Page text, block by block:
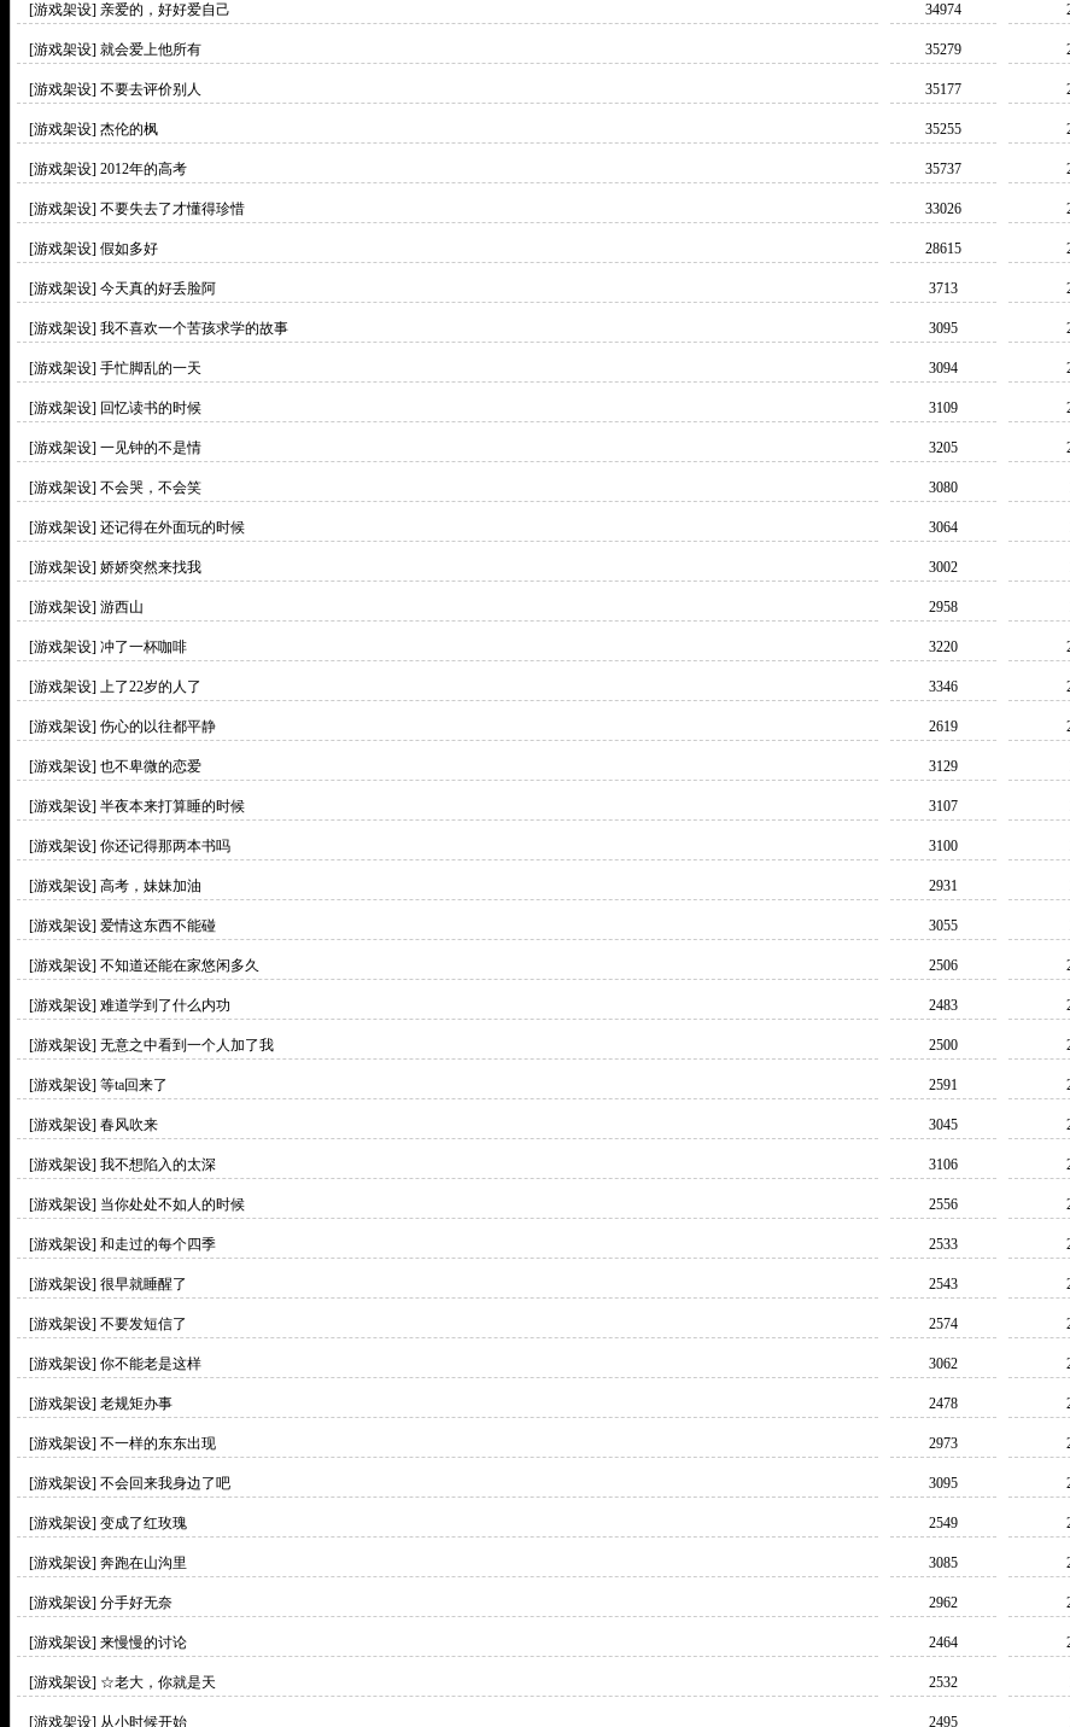
[游戏架设] 亲爱的，好好爱自己 34974
[游戏架设] 就会爱上他所有 35279
[游戏架设] 不要去评价别人 35177
[游戏架设] 杰伦的枫 35255
[游戏架设] 2012年的高考 35737
[游戏架设] 不要失去了才懂得珍惜 33026
[游戏架设] 假如多好 28615
[游戏架设] 今天真的好丢脸阿 3713
[游戏架设] 我不喜欢一个苦孩求学的故事 3095
[游戏架设] 手忙脚乱的一天 3094
[游戏架设] 回忆读书的时候 3109
[游戏架设] 一见钟的不是情 3205
[游戏架设] 不会哭，不会笑 3080
[游戏架设] 还记得在外面玩的时候 3064
[游戏架设] 娇娇突然来找我 3002
[游戏架设] 游西山 2958
[游戏架设] 冲了一杯咖啡 3220
[游戏架设] 上了22岁的人了 3346
[游戏架设] 伤心的以往都平静 2619
[游戏架设] 也不卑微的恋爱 3129
[游戏架设] 半夜本来打算睡的时候 3107
[游戏架设] 你还记得那两本书吗 3100
[游戏架设] 高考，妹妹加油 2931
[游戏架设] 爱情这东西不能碰 3055
[游戏架设] 不知道还能在家悠闲多久 2506
[游戏架设] 难道学到了什么内功 2483
[游戏架设] 无意之中看到一个人加了我 2500
[游戏架设] 等ta回来了 2591
[游戏架设] 春风吹来 3045
[游戏架设] 我不想陷入的太深 3106
[游戏架设] 当你处处不如人的时候 2556
[游戏架设] 和走过的每个四季 2533
[游戏架设] 很早就睡醒了 2543
[游戏架设] 不要发短信了 2574
[游戏架设] 你不能老是这样 3062
[游戏架设] 老规矩办事 2478
[游戏架设] 不一样的东东出现 2973
[游戏架设] 不会回来我身边了吧 3095
[游戏架设] 变成了红玫瑰 2549
[游戏架设] 奔跑在山沟里 3085
[游戏架设] 分手好无奈 2962
[游戏架设] 来慢慢的讨论 2464
[游戏架设] ☆老大，你就是天 2532
[游戏架设] 从小时候开始 2495